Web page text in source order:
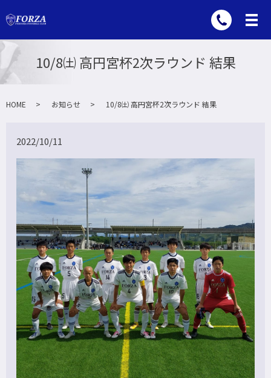
10/8㈯ 高円宮杯2次ラウンド 結果
HOME お知らせ 10/8㈯ 高円宮杯2次ラウンド 結果
2022/10/11